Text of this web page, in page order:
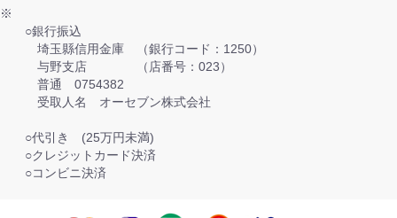
※
○銀行振込
埼玉縣信用金庫 （銀行コード：1250）
与野支店 （店番号：023）
普通 0754382
受取人名 オーセブン株式会社
○代引き (25万円未満)
○クレジットカード決済
○コンビニ決済